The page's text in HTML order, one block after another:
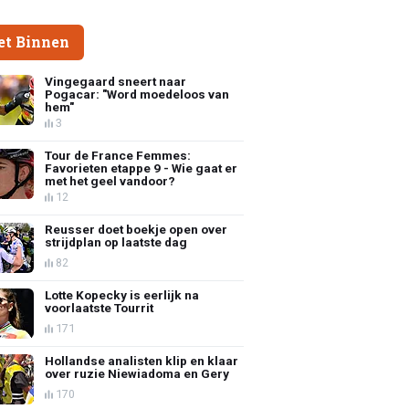
Binnen
Vingegaard sneert naar
Pogacar: "Word moedeloos van
hem"
3
Tour de France Femmes:
Favorieten etappe 9 - Wie gaat er
met het geel vandoor?
12
Reusser doet boekje open over
strijdplan op laatste dag
82
Lotte Kopecky is eerlijk na
voorlaatste Tourrit
171
Hollandse analisten klip en klaar
over ruzie Niewiadoma en Gery
170